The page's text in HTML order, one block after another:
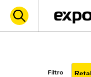
Filtro